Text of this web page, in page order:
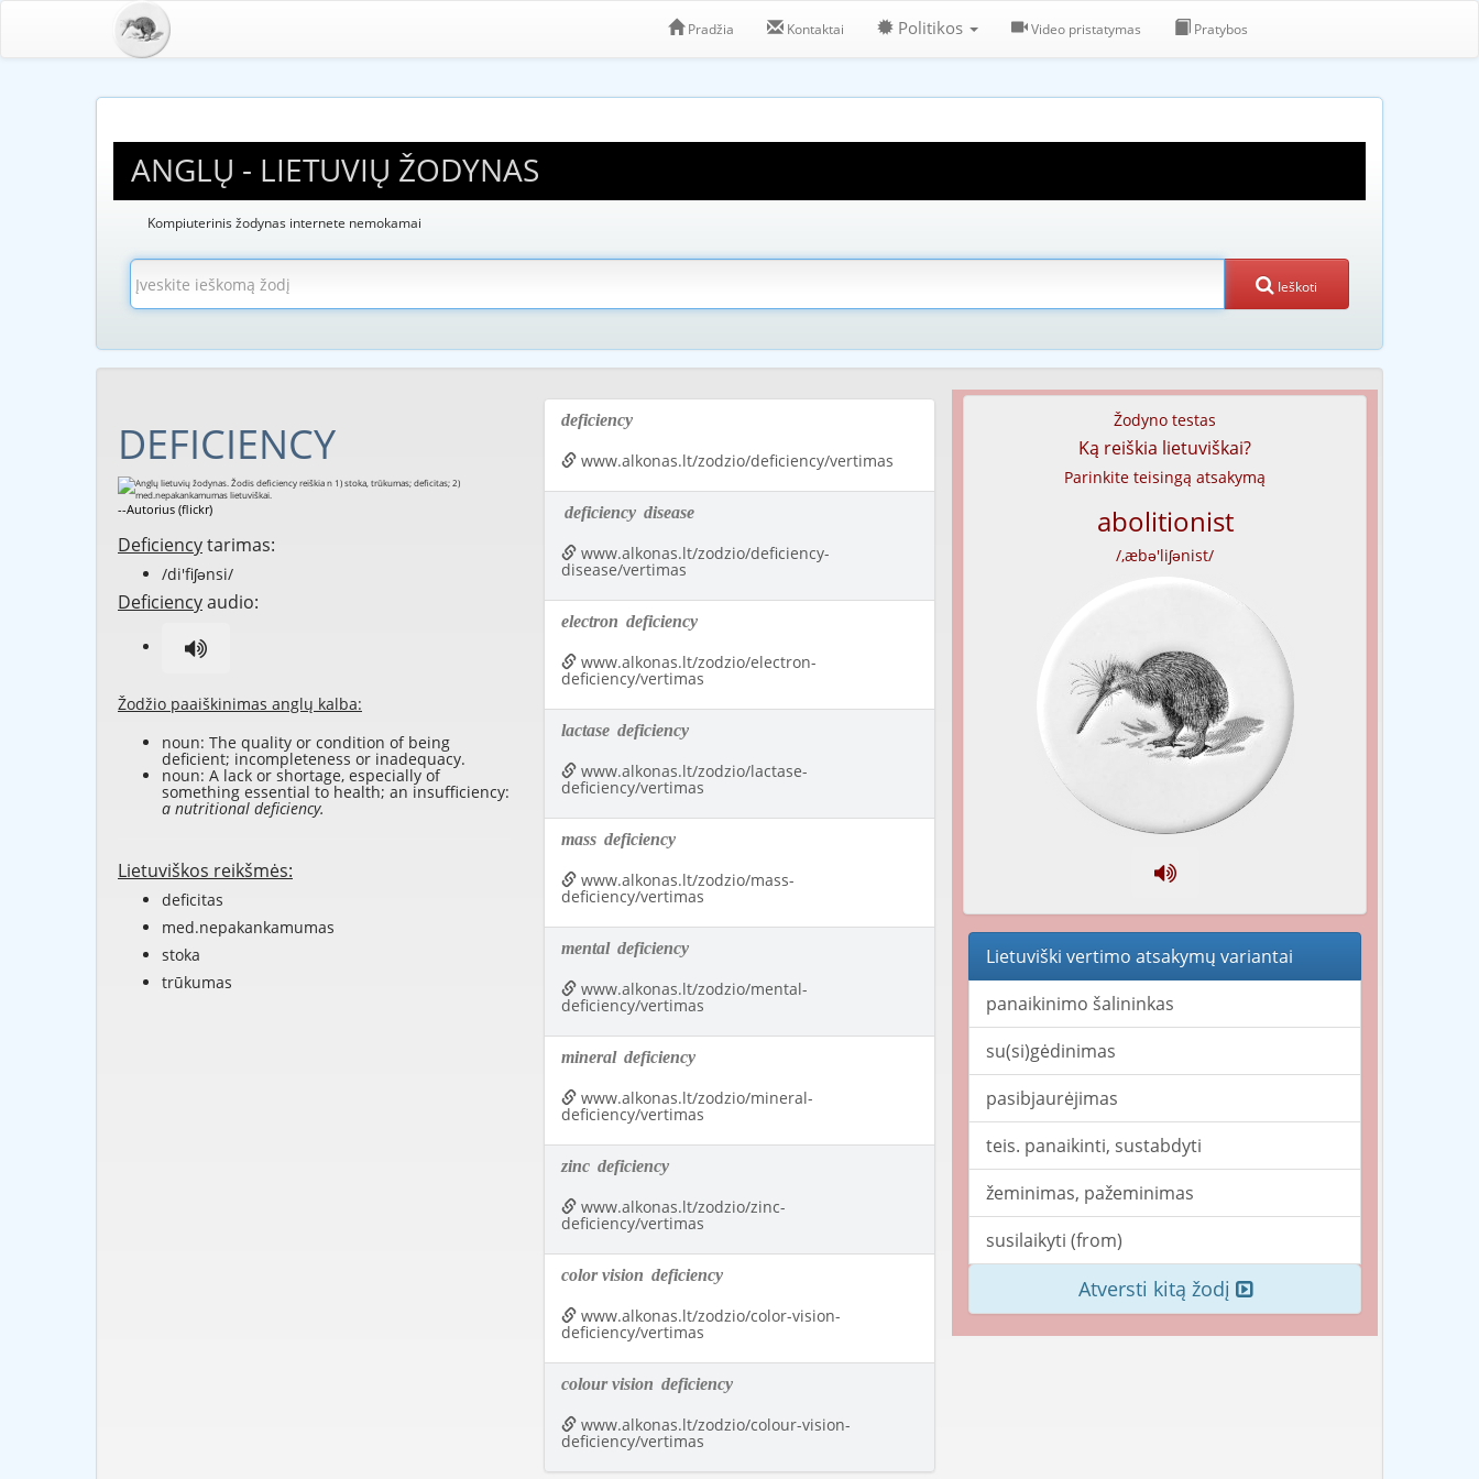
Pradžia Kontaktai Politikos Video pristatymas Pratybos
ANGLŲ - LIETUVIŲ ŽODYNAS
Kompiuterinis žodynas internete nemokamai
Ieškoti
DEFICIENCY
--Autorius (flickr)
Deficiencytarimas:
/di'fiʃənsi/
Deficiencyaudio:
Žodžio paaiškinimas anglų kalba:
noun: The quality or condition of being
deficient; incompleteness or inadequacy.
noun: A lack or shortage, especially of
something essential to health; an insufficiency:
a nutritional deficiency.
Lietuviškos reikšmės:
deficitas
med.nepakankamumas
stoka
trūkumas
deficiency
www.alkonas.lt/zodzio/deficiency/vertimas
deficiency disease
www.alkonas.lt/zodzio/deficiency-
disease/vertimas
electron deficiency
www.alkonas.lt/zodzio/electron-
deficiency/vertimas
lactase deficiency
www.alkonas.lt/zodzio/lactase-
deficiency/vertimas
mass deficiency
www.alkonas.lt/zodzio/mass-
deficiency/vertimas
mental deficiency
www.alkonas.lt/zodzio/mental-
deficiency/vertimas
mineral deficiency
www.alkonas.lt/zodzio/mineral-
deficiency/vertimas
zinc deficiency
www.alkonas.lt/zodzio/zinc-
deficiency/vertimas
color vision deficiency
www.alkonas.lt/zodzio/color-vision-
deficiency/vertimas
colour vision deficiency
www.alkonas.lt/zodzio/colour-vision-
deficiency/vertimas
Žodyno testas
Ką reiškia lietuviškai?
Parinkite teisingą atsakymą
abolitionist
/,æbə'liʃənist/
Lietuviški vertimo atsakymų variantai
panaikinimo šalininkas
su(si)gėdinimas
pasibjaurėjimas
teis. panaikinti, sustabdyti
žeminimas, pažeminimas
susilaikyti (from)
Atversti kitą žodį